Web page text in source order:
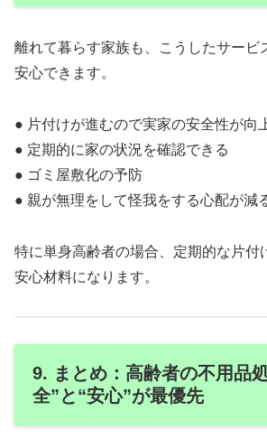
離れて暮らす家族も、こうしたサービ
安心できます。
● 片付けが進むので実家の安全性が向
● 定期的に家の状況を確認できる
● ゴミ屋敷化の予防
● 親が無理をして怪我をする心配が減
特に単身高齢者の場合、定期的な片付
安心材料になります。
9. まとめ：高齢者の不用品
全”と“安心”が最優先